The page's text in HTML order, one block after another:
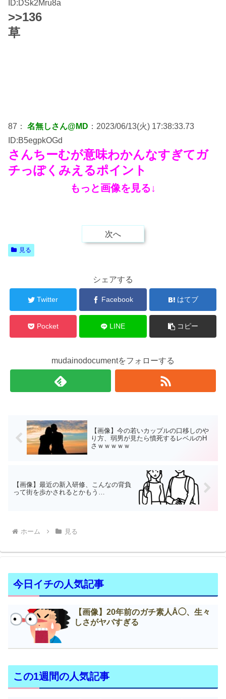
ID:DSk2Mru8a
>>136
草
87： 名無しさん@MD ：2023/06/13(火) 17:38:33.73
ID:B5egpkOGd
さんちーむが意味わかんなすぎてガ
チっぽくみえるポイント
もっと画像を見る↓
次へ
見る
シェアする
Twitter Facebook はてブ
Pocket LINE コピー
mudainodocumentをフォローする
【画像】今の若いカップルの口移しのや
り方、弱男が見たら憤死するレベルのH
さｗｗｗｗｗ
【画像】最近の新入研修、こんなの背負
って街を歩かされるとかもう…
ホーム 見る
今日イチの人気記事
【画像】20年前のガチ素人Å◯、生々
しさがヤバすぎる
この1週間の人気記事